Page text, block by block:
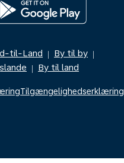
til-Land | By til by |
| By til land
Tilgængelighedserklæring